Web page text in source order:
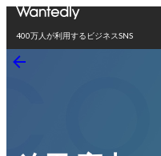
400万人が利用するビジネスSNS